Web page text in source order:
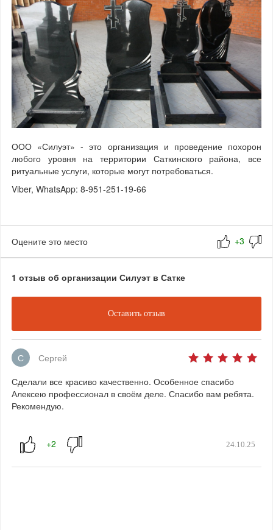
ООО «Силуэт» - это организация и проведение похорон
любого уровня на территории Саткинского района, все
ритуальные услуги, которые могут потребоваться.
Viber, WhatsApp: 8-951-251-19-66
Оцените это место
1 отзыв об организации Силуэт в Сатке
Оставить отзыв
С
Сергей
Сделали все красиво качественно. Особенное спасибо
Алексею профессионал в своём деле. Спасибо вам ребята.
Рекомендую.
24.10.25